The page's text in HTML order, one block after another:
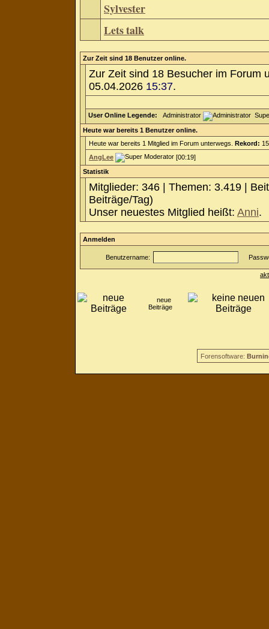
Sylvester
Lets talk
Zur Zeit sind 18 Benutzer online.
Zur Zeit sind 18 Besucher im Forum
05.04.2026 15:37.
User Online Legende: Administrator
Heute war bereits 1 Benutzer online.
Heute war bereits 1 Mitglied im Forum unterwegs. Rekord:
AngLee
[00:19]
Statistik
Mitglieder: 346 | Themen: 3.419 |
Beiträge/Tag)
Unser neuestes Mitglied heißt: Anni.
Anmelden
Benutzername:
neue
Beiträge
Forensoftware: